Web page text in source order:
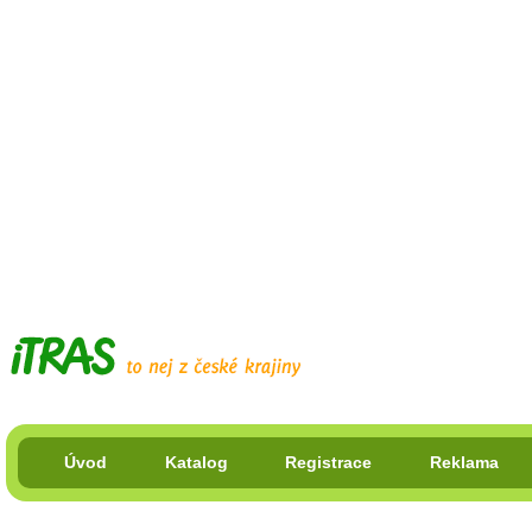
Úvod Katalog Registrace Reklama